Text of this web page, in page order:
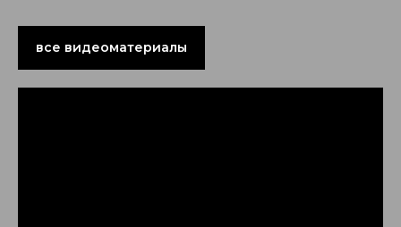
все видеоматериалы